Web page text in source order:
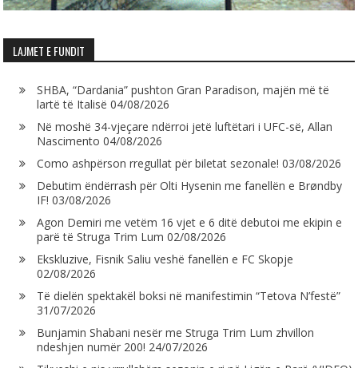
LAJMET E FUNDIT
SHBA, “Dardania” pushton Gran Paradison, majën më të
lartë të Italisë 04/08/2026
Në moshë 34-vjeçare ndërroi jetë luftëtari i UFC-së, Allan
Nascimento 04/08/2026
Como ashpërson rregullat për biletat sezonale! 03/08/2026
Debutim ëndërrash për Olti Hysenin me fanellën e Brøndby
IF! 03/08/2026
Agon Demiri me vetëm 16 vjet e 6 ditë debutoi me ekipin e
parë të Struga Trim Lum 02/08/2026
Ekskluzive, Fisnik Saliu veshë fanellën e FC Skopje
02/08/2026
Të dielën spektakël boksi në manifestimin “Tetova N’festë”
31/07/2026
Bunjamin Shabani nesër me Struga Trim Lum zhvillon
ndeshjen numër 200! 24/07/2026